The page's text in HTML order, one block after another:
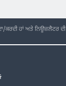
ਕਰਦੀ ਹਾਂ ਅਤੇ ਨਿਊਜ਼ਲੈਟਰ ਦੀ